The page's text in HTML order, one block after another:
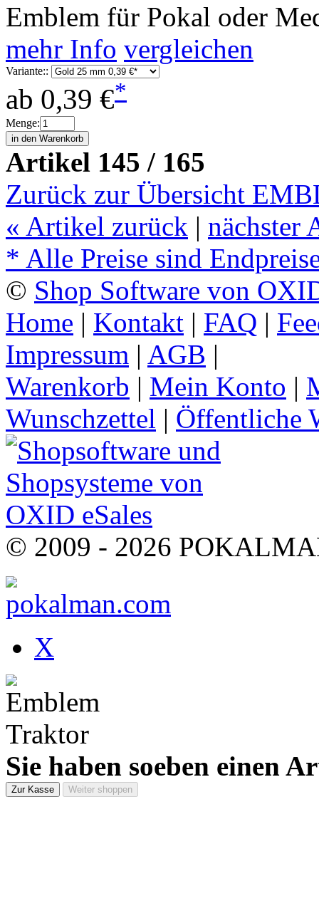
Emblem für Pokal oder
mehr Info vergleichen
Variante::
ab 0,39 €*
Menge:
Artikel 145 / 165
Zurück zur Übersicht
« Artikel zurück | nächster
* Alle Preise sind
© Shop Software von
Home | Kontakt | FAQ |
Impressum | AGB |
Warenkorb | Mein Konto |
Wunschzettel | Öffentliche
© 2009 - 2026
X
Sie haben soeben einen